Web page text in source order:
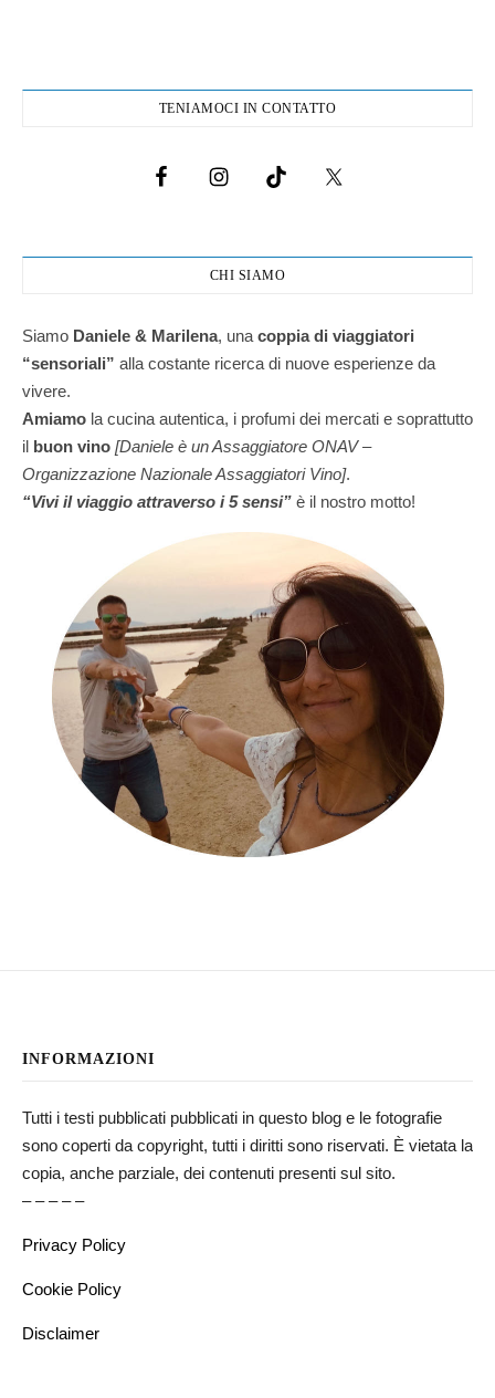
TENIAMOCI IN CONTATTO
CHI SIAMO
Siamo Daniele & Marilena, una coppia di viaggiatori
“sensoriali” alla costante ricerca di nuove esperienze da
vivere.
Amiamo la cucina autentica, i profumi dei mercati e soprattutto
il buon vino [Daniele è un Assaggiatore ONAV –
Organizzazione Nazionale Assaggiatori Vino].
“Vivi il viaggio attraverso i 5 sensi” è il nostro motto!
INFORMAZIONI
Tutti i testi pubblicati pubblicati in questo blog e le fotografie
sono coperti da copyright, tutti i diritti sono riservati. È vietata la
copia, anche parziale, dei contenuti presenti sul sito.
– – – – –
Privacy Policy
Cookie Policy
Disclaimer